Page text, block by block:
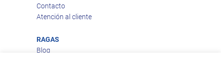
Contacto
Atención al cliente
RAGAS
Blog